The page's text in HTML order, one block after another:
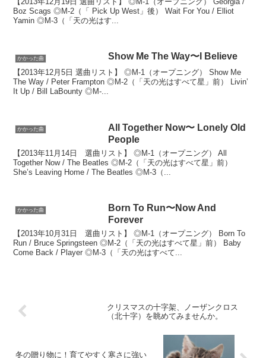
Boz Scags ◎M-2（「 Pick Up West」後） Wait For You / Elliot
Yamin ◎M-3（「天の光はす...
かかった曲 Show Me The Way〜I Believe
【2013年12月5日 選曲リスト】 ◎M-1（オープニング） Show Me
The Way / Peter Frampton ◎M-2（「天の光はすべて星」前） Livin’
It Up / Bill LaBounty ◎M-...
かかった曲
All Together Now〜 Lonely Old
People
【2013年11月14日 選曲リスト】 ◎M-1（オープニング） All
Together Now / The Beatles ◎M-2（「天の光はすべて星」前）
She’s Leaving Home / The Beatles ◎M-3（...
かかった曲
Born To Run〜Now And
Forever
【2013年10月31日 選曲リスト】 ◎M-1（オープニング） Born To
Run / Bruce Springsteen ◎M-2（「天の光はすべて星」前） Baby
Come Back / Player ◎M-3（「天の光はすべて...
クリスマスの十字架、ノーザンクロス
（北十字）を眺めてみませんか。
冬の贈り物に！育てやすく寒さに強い